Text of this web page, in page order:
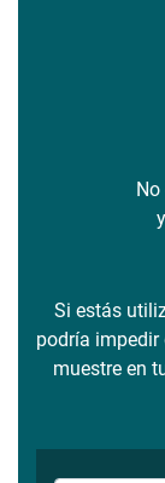
y
Si estás
podría
muestre en